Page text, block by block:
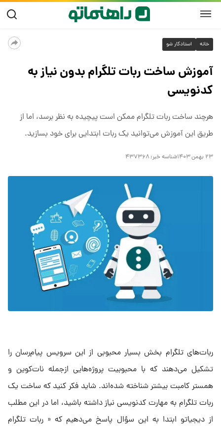
خانه استادکار شو
آموزش ساخت ربات تلگرام بدون نیاز به
کدنویسی
هرچند ساخت ربات تلگرام ممکن است پیچیده به نظر برسد، اما از
طریق این آموزش می‌توانید یک ربات ابتدایی برای خود بسازید.
۲۳ بهمن ۱۴۰۳ شناسه خبر: ۴۳۷۳۶۸
ربات‌های تلگرام بخش بسیار محبوبی از این سرویس پیام‌رسان را
تشکیل می‌دهند که با محبوبیت پروژه‌هایی ازجمله نات‌کوین و
همستر کامبت بیشتر شناخته شده‌اند. شاید فکر کنید که ساخت یک
ربات تلگرام به مهارت کدنویسی نیاز داشته باشید، اما در این مطلب
از دیجیاتو ابتدا به این سؤال پاسخ می‌دهیم که « ربات تلگرام